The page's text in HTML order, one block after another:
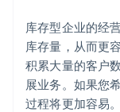
库存型企业的经
库存量，从而更
积累大量的客户
展业务。如果您
过程将更加容易。